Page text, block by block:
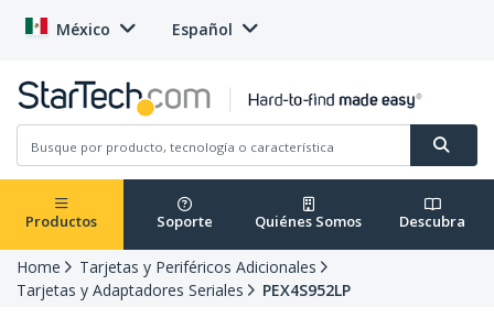
México Español
Productos Soporte Quiénes Somos Descubra
Home
Tarjetas y Periféricos Adicionales
Tarjetas y Adaptadores Seriales
PEX4S952LP